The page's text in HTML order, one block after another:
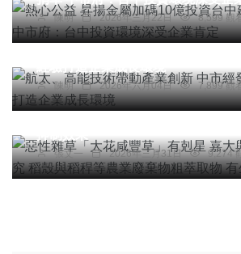
陳明 2026年三月22日 8,599 觀
社會 綜合新聞 旅遊 科技新知
航太、高能技術帶動產業創新 中市
陳明 2026年六月04日 7,899 觀
惡性雜草「大花咸豐草」有剋星 嘉大與東京大學合
作研究 稻殼與稻稈等農業廢棄物粗萃取物 有生長
張文一 2026年三月31日 9,274